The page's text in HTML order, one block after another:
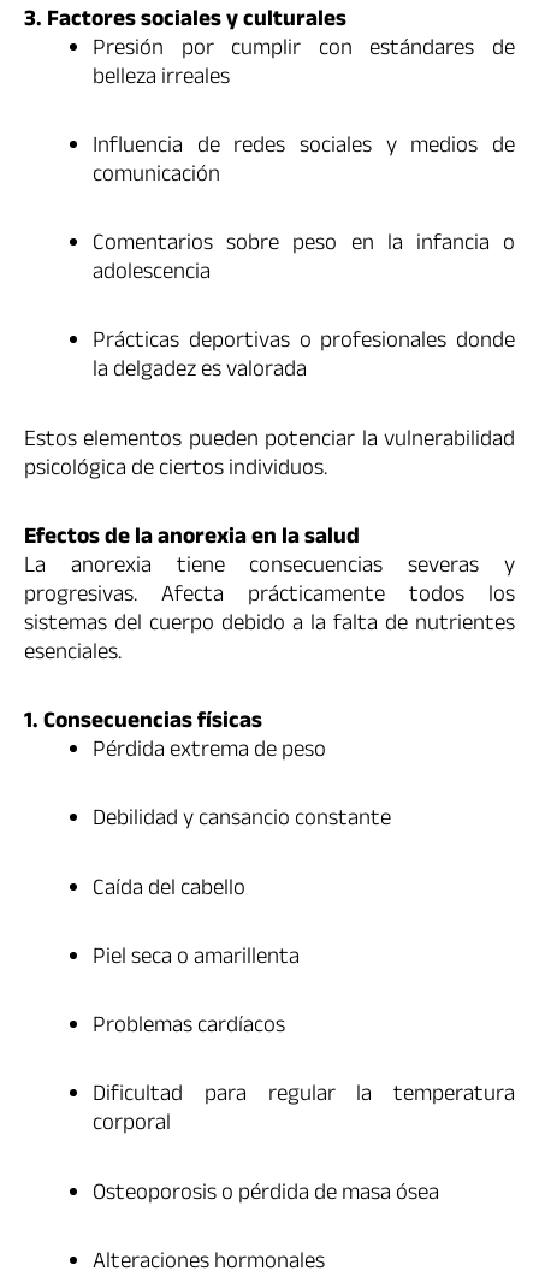
3. Factores sociales y culturales
Presión por cumplir con estándares de
belleza irreales
Influencia de redes sociales y medios de
comunicación
Comentarios sobre peso en la infancia o
adolescencia
Prácticas deportivas o profesionales donde
la delgadez es valorada
Estos elementos pueden potenciar la vulnerabilidad
psicológica de ciertos individuos.
Efectos de la anorexia en la salud
La anorexia tiene consecuencias severas y
progresivas. Afecta prácticamente todos los
sistemas del cuerpo debido a la falta de nutrientes
esenciales.
1. Consecuencias físicas
Pérdida extrema de peso
Debilidad y cansancio constante
Caída del cabello
Piel seca o amarillenta
Problemas cardíacos
Dificultad para regular la temperatura
corporal
Osteoporosis o pérdida de masa ósea
Alteraciones hormonales